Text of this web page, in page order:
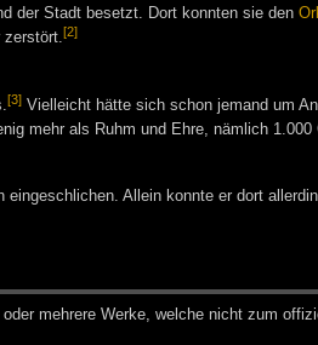
der Stadt besetzt. Dort konnten sie den
[2]
[3]Vielleicht hätte sich schon jemand um
mehr als Ruhm und Ehre, nämlich 1.000
Allein konnte er dort
meh­re­re Wer­ke, wel­che nicht zum